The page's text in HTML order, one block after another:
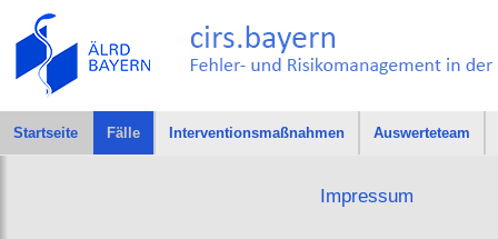
Startseite Fälle Interventionsmaßnahmen Auswerteteam
Impressum